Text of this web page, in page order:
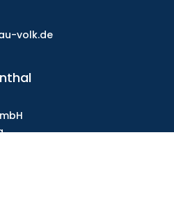
volk.de